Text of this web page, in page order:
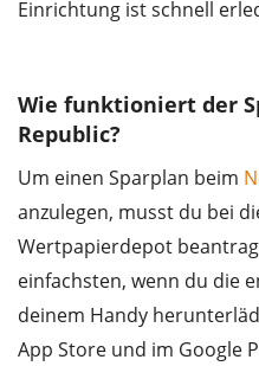
Einrichtung ist schnell
Wie funktioniert der
Republic?
Um einen Sparplan beim
anzulegen, musst du bei
Wertpapierdepot
einfachsten, wenn du die
deinem Handy
App Store und im Google